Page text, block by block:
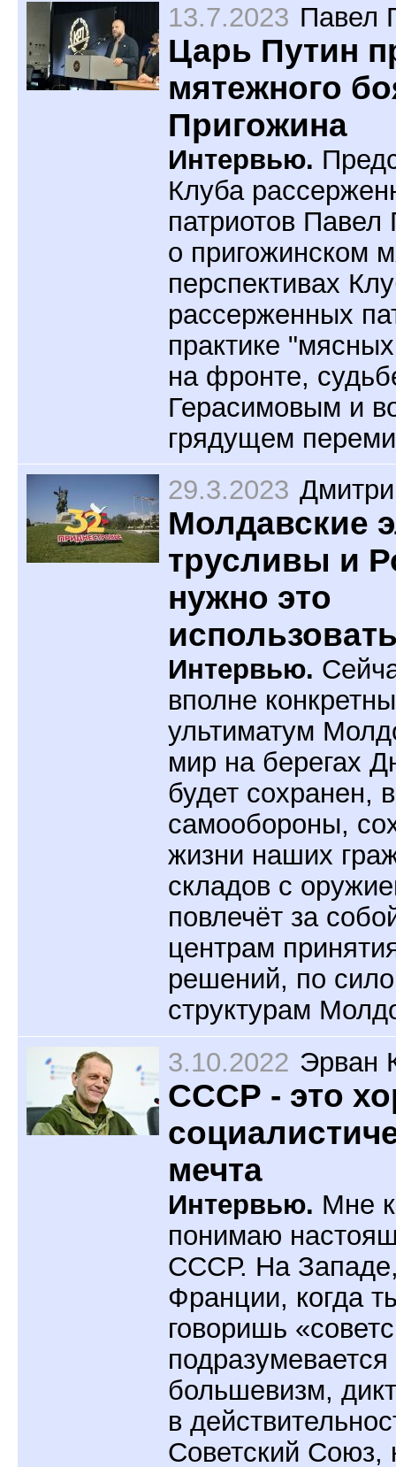
13.7.2023 Павел
Царь Путин
мятежного
Пригожина
Интервью.
Клуба
патриотов Павел
о пригожинском
перспективах
рассерженных
практике
на фронте,
Герасимовым и
грядущем
29.3.2023
Молдавские
трусливы и
нужно это
Интервью.
вполне
ультиматум
мир на берегах
будет сохранен,
самообороны,
жизни наших
складов с
повлечёт за
центрам
решений, по
структурам
3.10.2022 Эрван
СССР - это
мечта
Интервью. Мне
понимаю
СССР. На
Франции, когда
говоришь
большевизм,
в
Советский Союз,